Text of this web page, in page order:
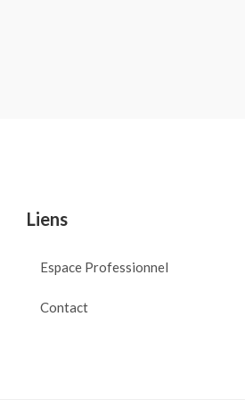
Liens
Espace Professionnel
Contact